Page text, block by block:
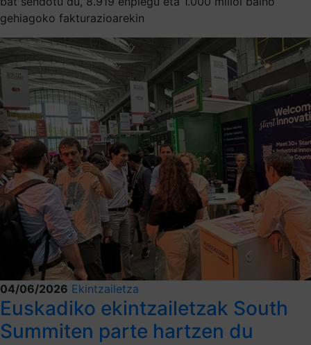
gehiagoko fakturazioarekin
04/06/2026 Ekintzailetza
Euskadiko ekintzailetzak South
Summiten parte hartzen du